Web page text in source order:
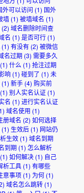
外可以访问 (1) 国外
墙(1) 被墙域名 (1)
(2) 域名删除时间查
名 (1) 是否可行(1)
(1) 有没有(2) 被微信
名过期(3) 需要多久
什么 (1) 抢注过期
响(1) 碰到了 (1) 未
(1) 新手(4) 购买前
(1) 别人实名认证(1)
名 (1) 进行实名认证
域名使用 (1)
册域名 (2) 如何选择
(1) 生效后(1) 网站仍
生效(1) 域名到期
到期(1) 怎么解析
如何解决(1) 自己
析工具(1) 有哪些
意事项(1) 为何(1)
域名怎么跳转(1)